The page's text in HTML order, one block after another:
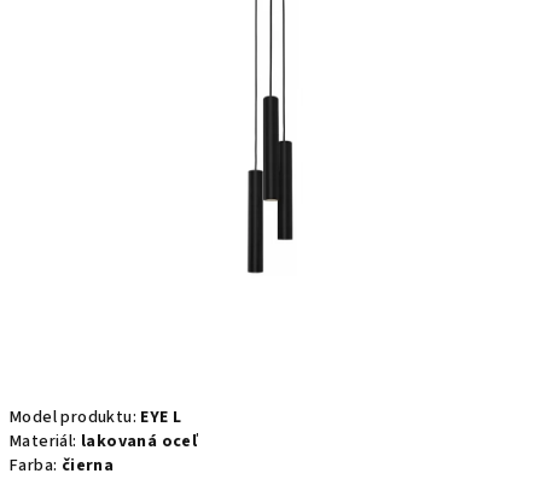
Model produktu: EYE L
Materiál: lakovaná oceľ
Farba: čierna